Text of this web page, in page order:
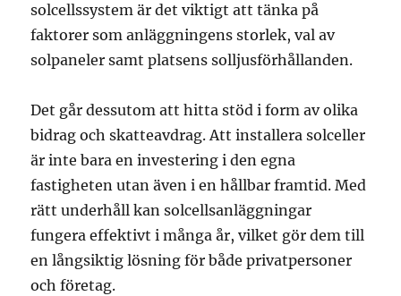
solcellssystem är det viktigt att tänka på
faktorer som anläggningens storlek, val av
solpaneler samt platsens solljusförhållanden.
Det går dessutom att hitta stöd i form av olika
bidrag och skatteavdrag. Att installera solceller
är inte bara en investering i den egna
fastigheten utan även i en hållbar framtid. Med
rätt underhåll kan solcellsanläggningar
fungera effektivt i många år, vilket gör dem till
en långsiktig lösning för både privatpersoner
och företag.